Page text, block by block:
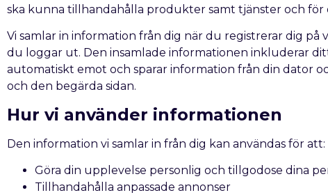
ska kunna tillhandahålla produkter samt tjänster och
Vi samlar in information från dig när du registrerar dig
du loggar ut. Den insamlade informationen inkluderar
automatiskt emot och sparar information från din dator
och den begärda sidan.
Hur vi använder informationen
Den information vi samlar in från dig kan användas för att:
Göra din upplevelse personlig och tillgodose dina
Tillhandahålla anpassade annonser